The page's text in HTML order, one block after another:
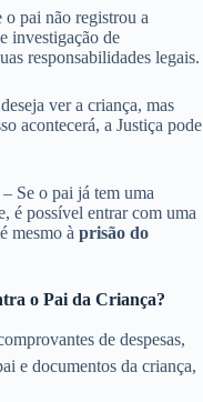
o pai não registrou a
investigação de
responsabilidades legais.
ver a criança, mas
acontecerá, a Justiça pode
– Se o pai já tem uma
é possível entrar com uma
mesmo à prisão do
o Pai da Criança?
de despesas,
e documentos da criança,